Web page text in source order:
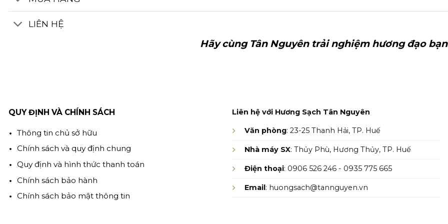
LIÊN HỆ
Hãy cùng Tân Nguyên trải nghiệm hương đạo
QUY ĐỊNH VÀ CHÍNH SÁCH
Thông tin chủ sở hữu
Chính sách và quy định chung
Quy định và hình thức thanh toán
Chính sách bảo hành
Chính sách bảo mật thông tin
Liên hệ với Hương Sạch Tân Nguyên
Văn phòng: 23-25 Thanh Hải, TP. Huế
Nhà máy SX: Thủy Phù, Hương Thủy, TP. Huế
Điện thoại: 0906 526 246 - 0935 775 665
Email: huongsach@tannguyen.vn